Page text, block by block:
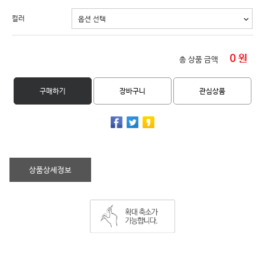
컬러
총 상품 금액 0원
구매하기 장바구니 관심상품
상품상세정보